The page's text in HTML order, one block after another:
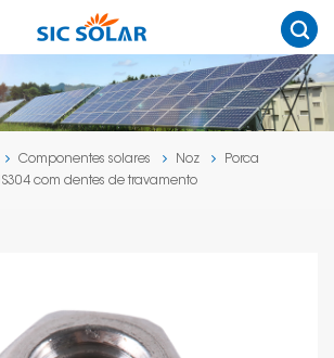
Componentes solares Noz
Porca
com dentes de travamento